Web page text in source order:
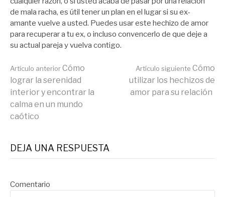
de mala racha, es útil tener un plan en el lugar si su ex-
amante vuelve a usted. Puedes usar este hechizo de amor
para recuperar a tu ex, o incluso convencerlo de que deje a
su actual pareja y vuelva contigo.
Seguir
leyendo
Artículo anteriorCómo
lograr la serenidad
interior y encontrar la
calma en un mundo
caótico
Artículo siguiente Cómo
utilizar los hechizos de
amor para su relación
DEJA UNA RESPUESTA
Comentario